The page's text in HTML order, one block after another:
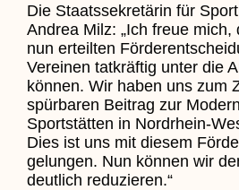
Die Staatssekretärin für
Andrea Milz: „Ich freue mich,
nun erteilten
Vereinen tatkräftig unter die
können. Wir haben uns zum
spürbaren Beitrag zur
Sportstätten in Nordrhein-
Dies ist uns mit diesem
gelungen. Nun können wir
deutlich reduzieren.“